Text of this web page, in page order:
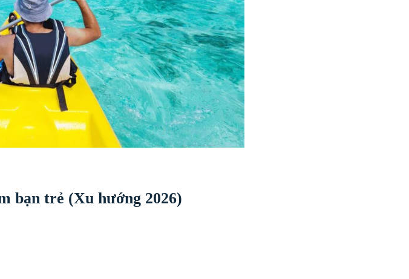
bạn trẻ (Xu hướng 2026)